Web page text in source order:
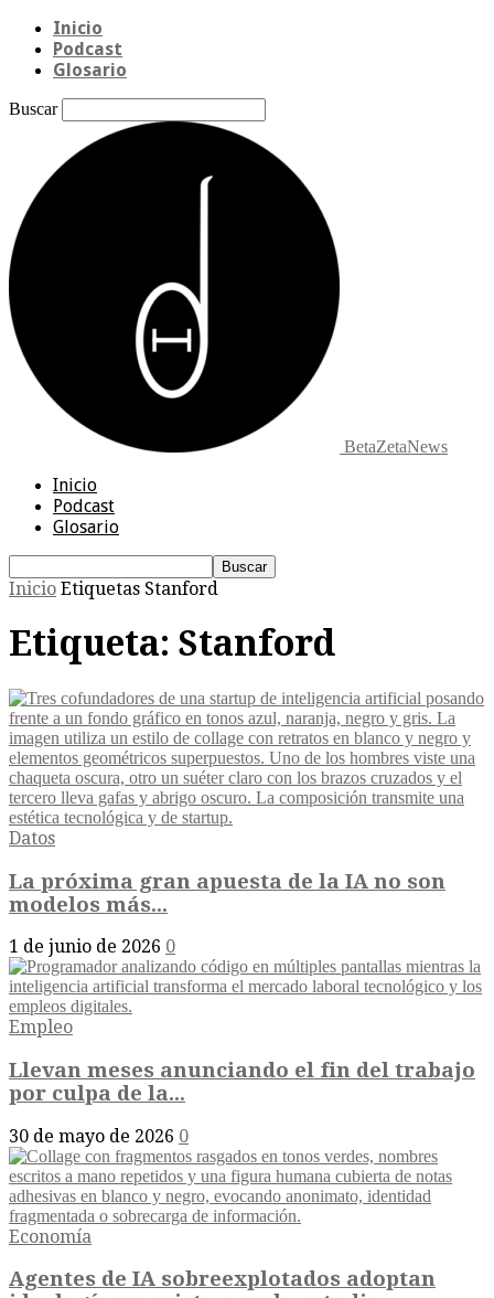
Inicio
Podcast
Glosario
Buscar
BetaZetaNews
Inicio
Podcast
Glosario
Inicio Etiquetas Stanford
Etiqueta: Stanford
Datos
La próxima gran apuesta de la IA no son
modelos más...
1 de junio de 2026 0
Empleo
Llevan meses anunciando el fin del trabajo
por culpa de la...
30 de mayo de 2026 0
Economía
Agentes de IA sobreexplotados adoptan